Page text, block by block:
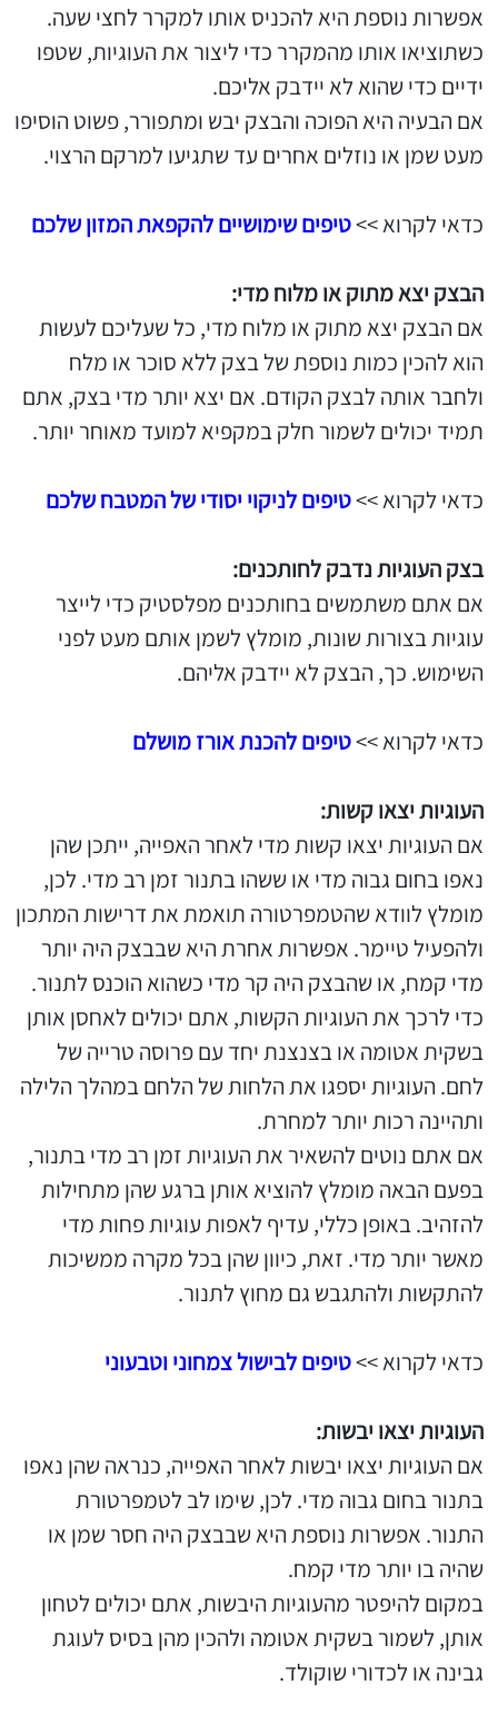
אפשרות נוספת היא להכניס אותו למקרר לחצי שעה.
כשתוציאו אותו מהמקרר כדי ליצור את העוגיות, שטפו
ידיים כדי שהוא לא יידבק אליכם.
אם הבעיה היא הפוכה והבצק יבש ומתפורר, פשוט הוסיפו
מעט שמן או נוזלים אחרים עד שתגיעו למרקם הרצוי.
כדאי לקרוא >>טיפים שימושיים להקפאת המזון שלכם
הבצק יצא מתוק או מלוח מדי:
אם הבצק יצא מתוק או מלוח מדי, כל שעליכם לעשות
הוא להכין כמות נוספת של בצק ללא סוכר או מלח
ולחבר אותה לבצק הקודם. אם יצא יותר מדי בצק, אתם
תמיד יכולים לשמור חלק במקפיא למועד מאוחר יותר.
כדאי לקרוא >>טיפים לניקוי יסודי של המטבח שלכם
בצק העוגיות נדבק לחותכנים:
אם אתם משתמשים בחותכנים מפלסטיק כדי לייצר
עוגיות בצורות שונות, מומלץ לשמן אותם מעט לפני
השימוש. כך, הבצק לא יידבק אליהם.
כדאי לקרוא >>טיפים להכנת אורז מושלם
העוגיות יצאו קשות:
אם העוגיות יצאו קשות מדי לאחר האפייה, ייתכן שהן
נאפו בחום גבוה מדי או ששהו בתנור זמן רב מדי. לכן,
מומלץ לוודא שהטמפרטורה תואמת את דרישות המתכון
ולהפעיל טיימר. אפשרות אחרת היא שבבצק היה יותר
מדי קמח, או שהבצק היה קר מדי כשהוא הוכנס לתנור.
כדי לרכך את העוגיות הקשות, אתם יכולים לאחסן אותן
בשקית אטומה או בצנצנת יחד עם פרוסה טרייה של
לחם. העוגיות יספגו את הלחות של הלחם במהלך הלילה
ותהיינה רכות יותר למחרת.
אם אתם נוטים להשאיר את העוגיות זמן רב מדי בתנור,
בפעם הבאה מומלץ להוציא אותן ברגע שהן מתחילות
להזהיב. באופן כללי, עדיף לאפות עוגיות פחות מדי
מאשר יותר מדי. זאת, כיוון שהן בכל מקרה ממשיכות
להתקשות ולהתגבש גם מחוץ לתנור.
כדאי לקרוא >>טיפים לבישול צמחוני וטבעוני
העוגיות יצאו יבשות:
אם העוגיות יצאו יבשות לאחר האפייה, כנראה שהן נאפו
בתנור בחום גבוה מדי. לכן, שימו לב לטמפרטורת
התנור. אפשרות נוספת היא שבבצק היה חסר שמן או
שהיה בו יותר מדי קמח.
במקום להיפטר מהעוגיות היבשות, אתם יכולים לטחון
אותן, לשמור בשקית אטומה ולהכין מהן בסיס לעוגת
גבינה או לכדורי שוקולד.